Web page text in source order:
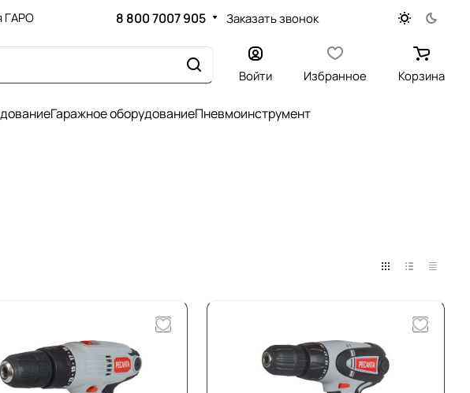
ГАРО 8 800 7007 905 Заказать звонок
Войти Избранное Корзина
Гаражное оборудованиеПневмоинструмент